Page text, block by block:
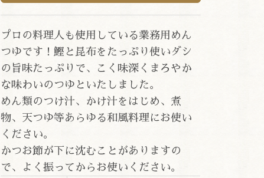
プロの料理人も使用している業務用めん
つゆです！鰹と昆布をたっぷり使いダシ
の旨味たっぷりで、こく味深くまろやか
な味わいのつゆといたしました。
めん類のつけ汁、かけ汁をはじめ、煮
物、天つゆ等あらゆる和風料理にお使い
ください。
かつお節が下に沈むことがありますの
で、よく振ってからお使いください。